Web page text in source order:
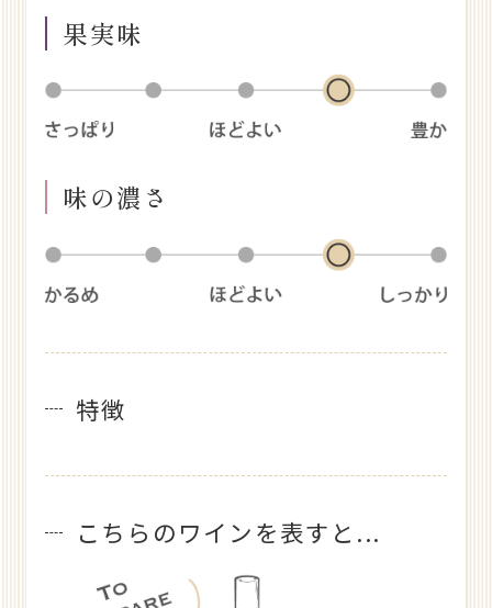
果実味
味の濃さ
特徴
こちらのワインを表すと...